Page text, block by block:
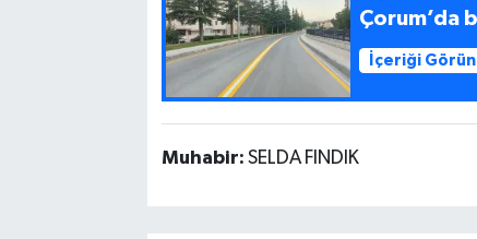
Çorum’da
İçeriği
Muhabir: SELDA FINDIK